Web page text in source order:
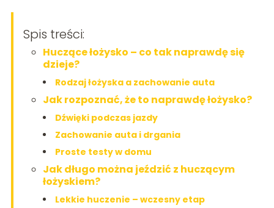
Spis treści:
Huczące łożysko – co tak naprawdę się
dzieje?
Rodzaj łożyska a zachowanie auta
Jak rozpoznać, że to naprawdę łożysko?
Dźwięki podczas jazdy
Zachowanie auta i drgania
Proste testy w domu
Jak długo można jeździć z huczącym
łożyskiem?
Lekkie huczenie – wczesny etap